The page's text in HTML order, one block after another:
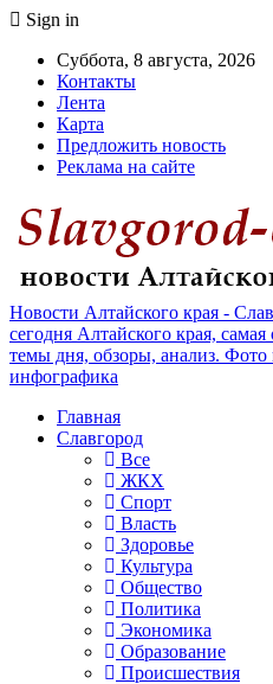
Sign in
Суббота, 8 августа, 2026
Контакты
Лента
Карта
Предложить новость
Реклама на сайте
Новости Алтайского края -
сегодня Алтайского края,
темы дня, обзоры, анализ. Фото
инфографика
Главная
Славгород
Все
ЖКХ
Спорт
Власть
Здоровье
Культура
Общество
Политика
Экономика
Образование
Происшествия